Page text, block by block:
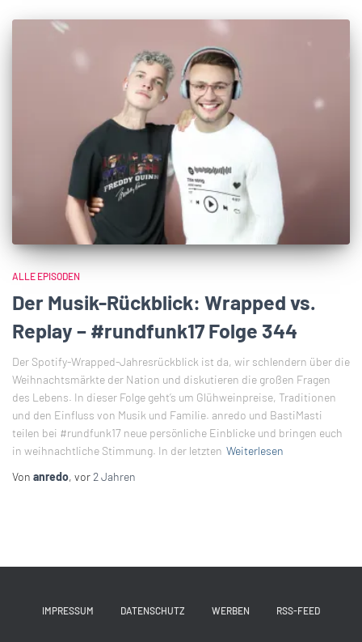
ALLE EPISODEN
Der Musik-Rückblick: Wrapped vs.
Replay – #rundfunk17 Folge 344
Der Spotify-Wrapped-Jahresrückblick ist da, wir schlendern über die
Weihnachtsmärkte der Nation und diskutieren die großen Fragen
des Lebens. In dieser Folge geht’s um Glühweinpreise, Traditionen
und den Einfluss von Musik und Familie. anredo und BastiMasti
teilen bei #rundfunk17 neue persönliche Einblicke und bringen euch
in weihnachtliche Stimmung. In der letzten Weiterlesen
Von anredo, vor 2 Jahren
IMPRESSUM DATENSCHUTZ WERBEN RSS-FEED